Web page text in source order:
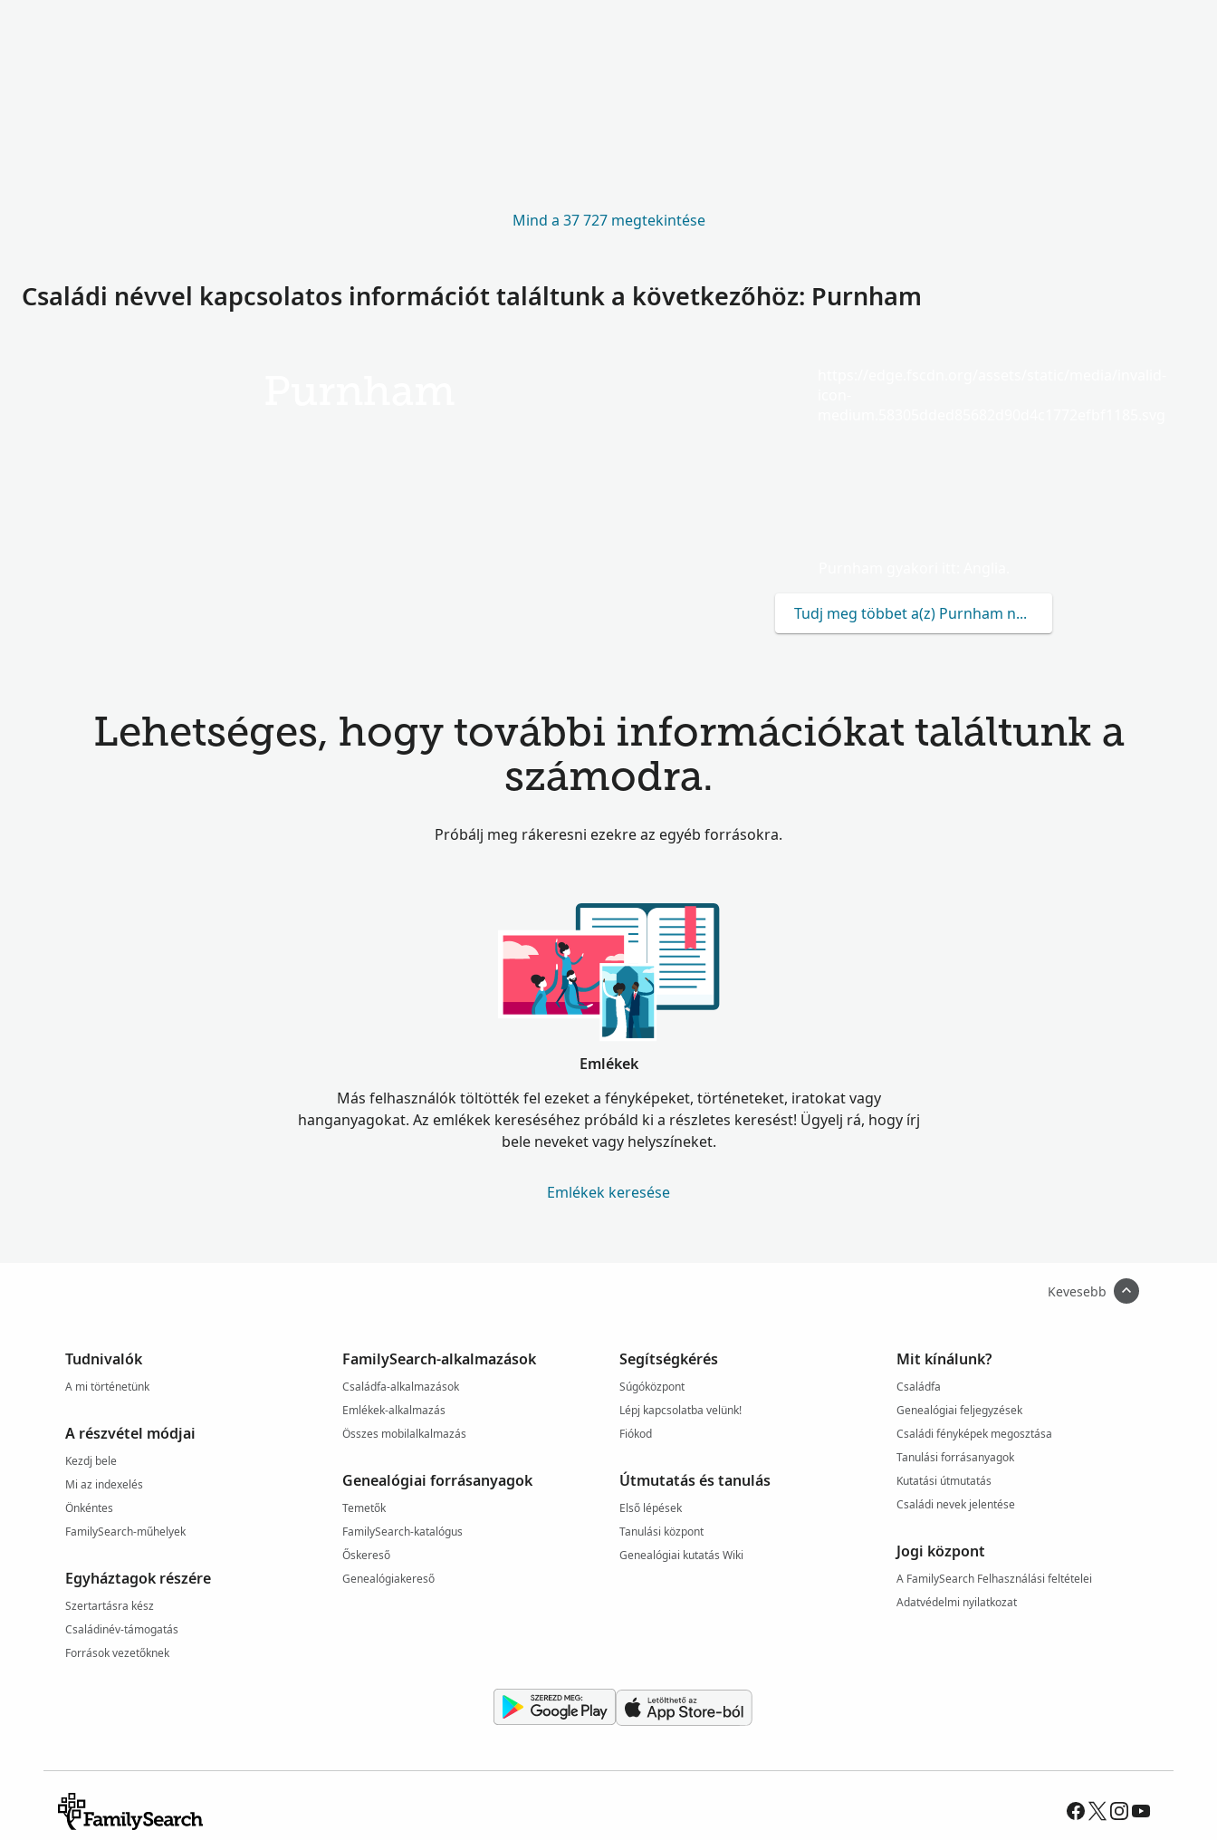
Mind a 37 727 megtekintése
Családi névvel kapcsolatos információt találtunk a következőhöz: Purnham
Tudj meg többet a(z) Purnham névről.
Lehetséges, hogy további információkat találtunk a
számodra.
Próbálj meg rákeresni ezekre az egyéb forrásokra.
Emlékek
Más felhasználók töltötték fel ezeket a fényképeket, történeteket, iratokat vagy
hanganyagokat. Az emlékek kereséséhez próbáld ki a részletes keresést! Ügyelj rá, hogy írj
bele neveket vagy helyszíneket.
Emlékek keresése
Kevesebb
Tudnivalók
A mi történetünk
A részvétel módjai
Kezdj bele
Mi az indexelés
Önkéntes
FamilySearch-műhelyek
Egyháztagok részére
Szertartásra kész
Családinév-támogatás
Források vezetőknek
FamilySearch-alkalmazások
Családfa-alkalmazások
Emlékek-alkalmazás
Összes mobilalkalmazás
Genealógiai forrásanyagok
Temetők
FamilySearch-katalógus
Őskereső
Genealógiakereső
Segítségkérés
Súgóközpont
Lépj kapcsolatba velünk!
Fiókod
Útmutatás és tanulás
Első lépések
Tanulási központ
Genealógiai kutatás Wiki
Mit kínálunk?
Családfa
Genealógiai feljegyzések
Családi fényképek megosztása
Tanulási forrásanyagok
Kutatási útmutatás
Családi nevek jelentése
Jogi központ
A FamilySearch Felhasználási feltételei
Adatvédelmi nyilatkozat